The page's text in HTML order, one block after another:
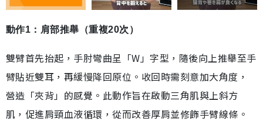
動作1：肩部推舉（重複20次）
雙臂首先抬起，手肘彎曲呈「W」字型，隨後向上推舉至手
臂貼近雙耳，再緩慢降回原位。收回時需刻意加大角度，
營造「夾背」的感覺。此動作旨在啟動三角肌與上斜方
肌，促進肩頸血液循環，從而改善厚肩並修飾手臂線條。